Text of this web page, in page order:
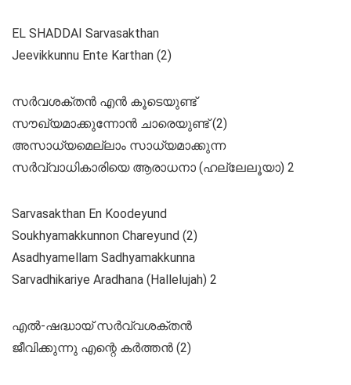
EL SHADDAI Sarvasakthan
Jeevikkunnu Ente Karthan (2)
സർവശക്തൻ എൻ കൂടെയുണ്ട്
സൗഖ്യമാക്കുന്നോൻ ചാരെയുണ്ട് (2)
അസാധ്യമെല്ലാം സാധ്യമാക്കുന്ന
സർവ്വാധികാരിയെ ആരാധനാ (ഹല്ലേലൂയാ) 2
Sarvasakthan En Koodeyund
Soukhyamakkunnon Chareyund (2)
Asadhyamellam Sadhyamakkunna
Sarvadhikariye Aradhana (Hallelujah) 2
എൽ-ഷദ്ധായ്‌ സർവ്വശക്തൻ
ജീവിക്കുന്നു എന്റെ കർത്തൻ (2)